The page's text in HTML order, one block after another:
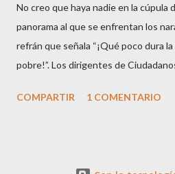
No creo que haya nadie en la cúpula
panorama al que se enfrentan los
refrán que señala “¡Qué poco dura
pobre!”. Los dirigentes de
política, inventores de la honestidad
COMPARTIR 1 COMENTARIO